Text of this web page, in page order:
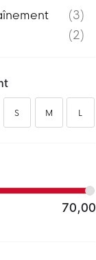
3
2
S M L
70,00